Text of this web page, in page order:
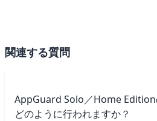
関連する質問
AppGuard Solo／Home Edition
どのように行われますか？